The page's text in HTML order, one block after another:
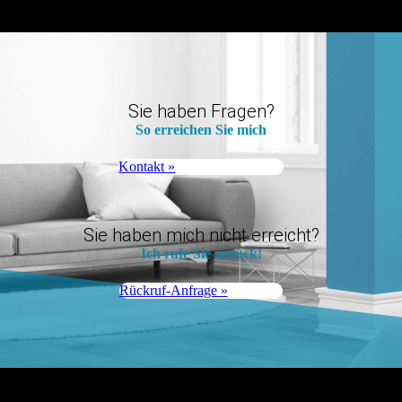
Sie haben Fragen?
So erreichen Sie mich
Kontakt »
Sie haben mich nicht erreicht?
Ich rufe Sie zurück!
Rückruf-Anfrage »